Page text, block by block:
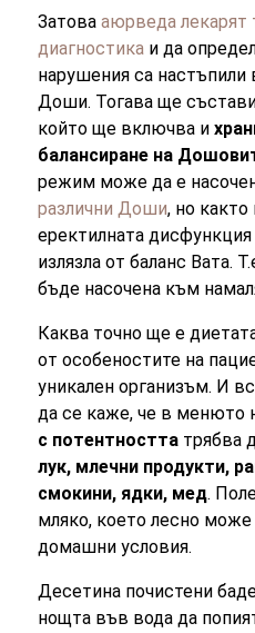
Затовааюрведа лекарят
диагностика и да
нарушения са настъпили
Доши. Тогава ще
който ще включва и
балансиране на
режим може да е
различни Доши, но
еректилната
излязла от баланс Вата.
бъде насочена към
Каква точно ще е
от особеностите на
уникален организъм. И
да се каже, че в менюто
с потентността трябва
лук, млечни продукти,
смокини, ядки, мед.
мляко, което лесно
домашни условия.
Десетина почистени
нощта във вода да